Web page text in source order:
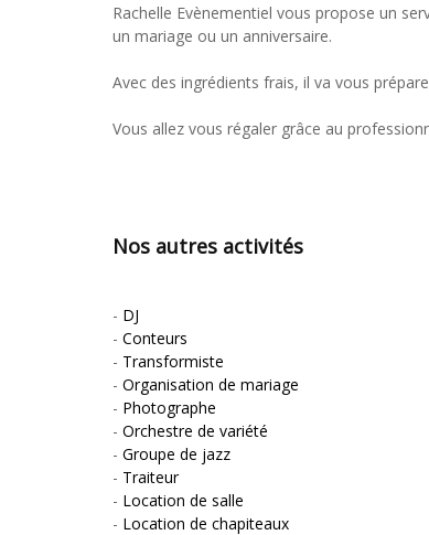
Rachelle Evènementiel vous propose un
un mariage ou un anniversaire.
Avec des ingrédients frais, il va vous
Vous allez vous régaler grâce au
Nos autres activités
- DJ
- Conteurs
- Transformiste
- Organisation de mariage
- Photographe
- Orchestre de variété
- Groupe de jazz
- Traiteur
- Location de salle
- Location de chapiteaux